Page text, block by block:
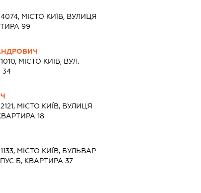
МІСТО КИЇВ, ВУЛИЦЯ
99
МІСТО КИЇВ, ВУЛ.
34
МІСТО КИЇВ, ВУЛИЦЯ
18
МІСТО КИЇВ, БУЛЬВАР
Б, КВАРТИРА 37